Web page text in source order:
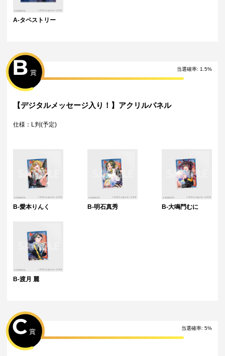
・海外への配送は対応しておりません。
特典について
注意ください。
Wチャンス賞について
・Wチャンス賞は対象の期間内くじ引き1回ごとにチャレンジできる特別
キャンペーンです。
・抽選は該当するWチャンス賞の期間終了後に一括で行い、完了次第当落
に関わらず権利保有者全員に結果をお知らせします。（原則として期間
終了後の翌日12時以降に通知します）
なります。
https://raffle-kuji.jp/lotteries/1214
・【Peaky P-key】D4DJ Groovy Mix 5周年記念ラッフルくじ
https://raffle-kuji.jp/lotteries/1215
・【Photon Maiden】D4DJ Groovy Mix 5周年記念ラッフルくじ
https://raffle-kuji.jp/lotteries/1216
・【燐舞曲】D4DJ Groovy Mix 5周年記念ラッフルくじ
https://raffle-kuji.jp/lotteries/1218
・【Lyrical Lily】D4DJ Groovy Mix 5周年記念ラッフルくじ
https://raffle-kuji.jp/lotteries/1219
https://raffle-kuji.jp/lotteries/1221
A-タペストリー
当選確率: 1.5%
B 賞
【デジタルメッセージ入り！】アクリルパネル
仕様：L判(予定)
B-愛本りんく B-明石真秀 B-大鳴門むに
B-渡月 麗
当選確率: 5%
C 賞